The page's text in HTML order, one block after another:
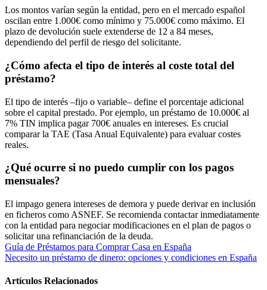
Los montos varían según la entidad, pero en el mercado español
oscilan entre 1.000€ como mínimo y 75.000€ como máximo. El
plazo de devolución suele extenderse de 12 a 84 meses,
dependiendo del perfil de riesgo del solicitante.
¿Cómo afecta el tipo de interés al coste total del
préstamo?
El tipo de interés –fijo o variable– define el porcentaje adicional
sobre el capital prestado. Por ejemplo, un préstamo de 10.000€ al
7% TIN implica pagar 700€ anuales en intereses. Es crucial
comparar la TAE (Tasa Anual Equivalente) para evaluar costes
reales.
¿Qué ocurre si no puedo cumplir con los pagos
mensuales?
El impago genera intereses de demora y puede derivar en inclusión
en ficheros como ASNEF. Se recomienda contactar inmediatamente
con la entidad para negociar modificaciones en el plan de pagos o
solicitar una refinanciación de la deuda.
Navegación
de
entradas
Guía de Préstamos para Comprar Casa en España
Necesito un préstamo de dinero: opciones y condiciones en España
Artículos Relacionados